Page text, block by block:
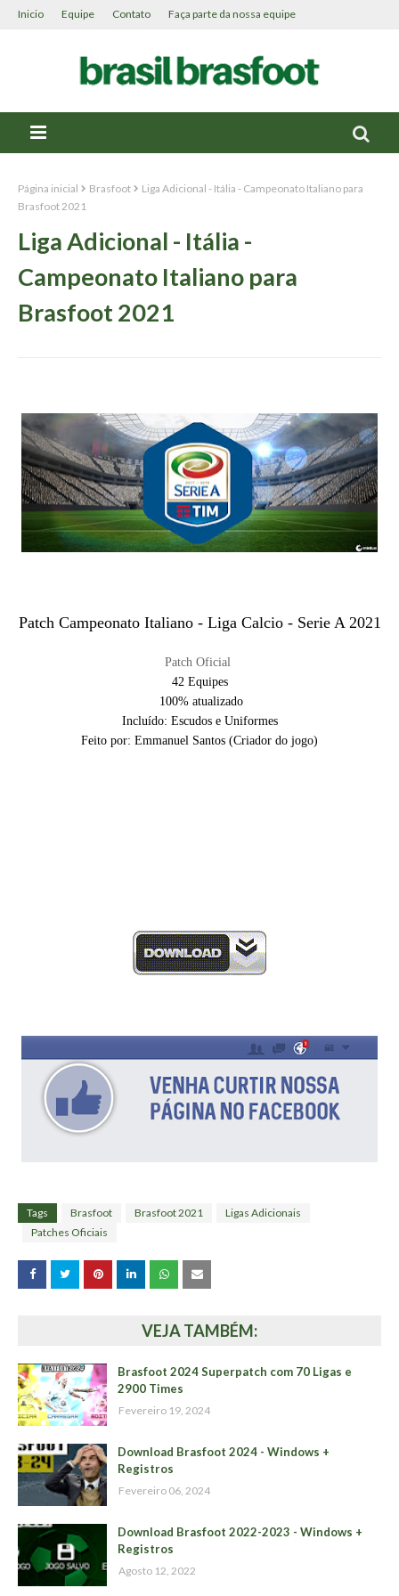
Inicio Equipe Contato Faça parte da nossa equipe
Página inicial Brasfoot
Liga Adicional - Itália - Campeonato Italiano para
Brasfoot 2021
Liga Adicional - Itália -
Campeonato Italiano para
Brasfoot 2021
Patch Campeonato Italiano - Liga Calcio - Serie A 2021
Patch Oficial
42 Equipes
100% atualizado
Incluído: Escudos e Uniformes
Feito por: Emmanuel Santos (Criador do jogo)
Tags Brasfoot Brasfoot 2021
Ligas Adicionais
Patches Oficiais
VEJA TAMBÉM:
Brasfoot 2024 Superpatch com 70 Ligas e
2900 Times
Fevereiro 19, 2024
Download Brasfoot 2024 - Windows +
Registros
Fevereiro 06, 2024
Download Brasfoot 2022-2023 - Windows +
Registros
Agosto 12, 2022